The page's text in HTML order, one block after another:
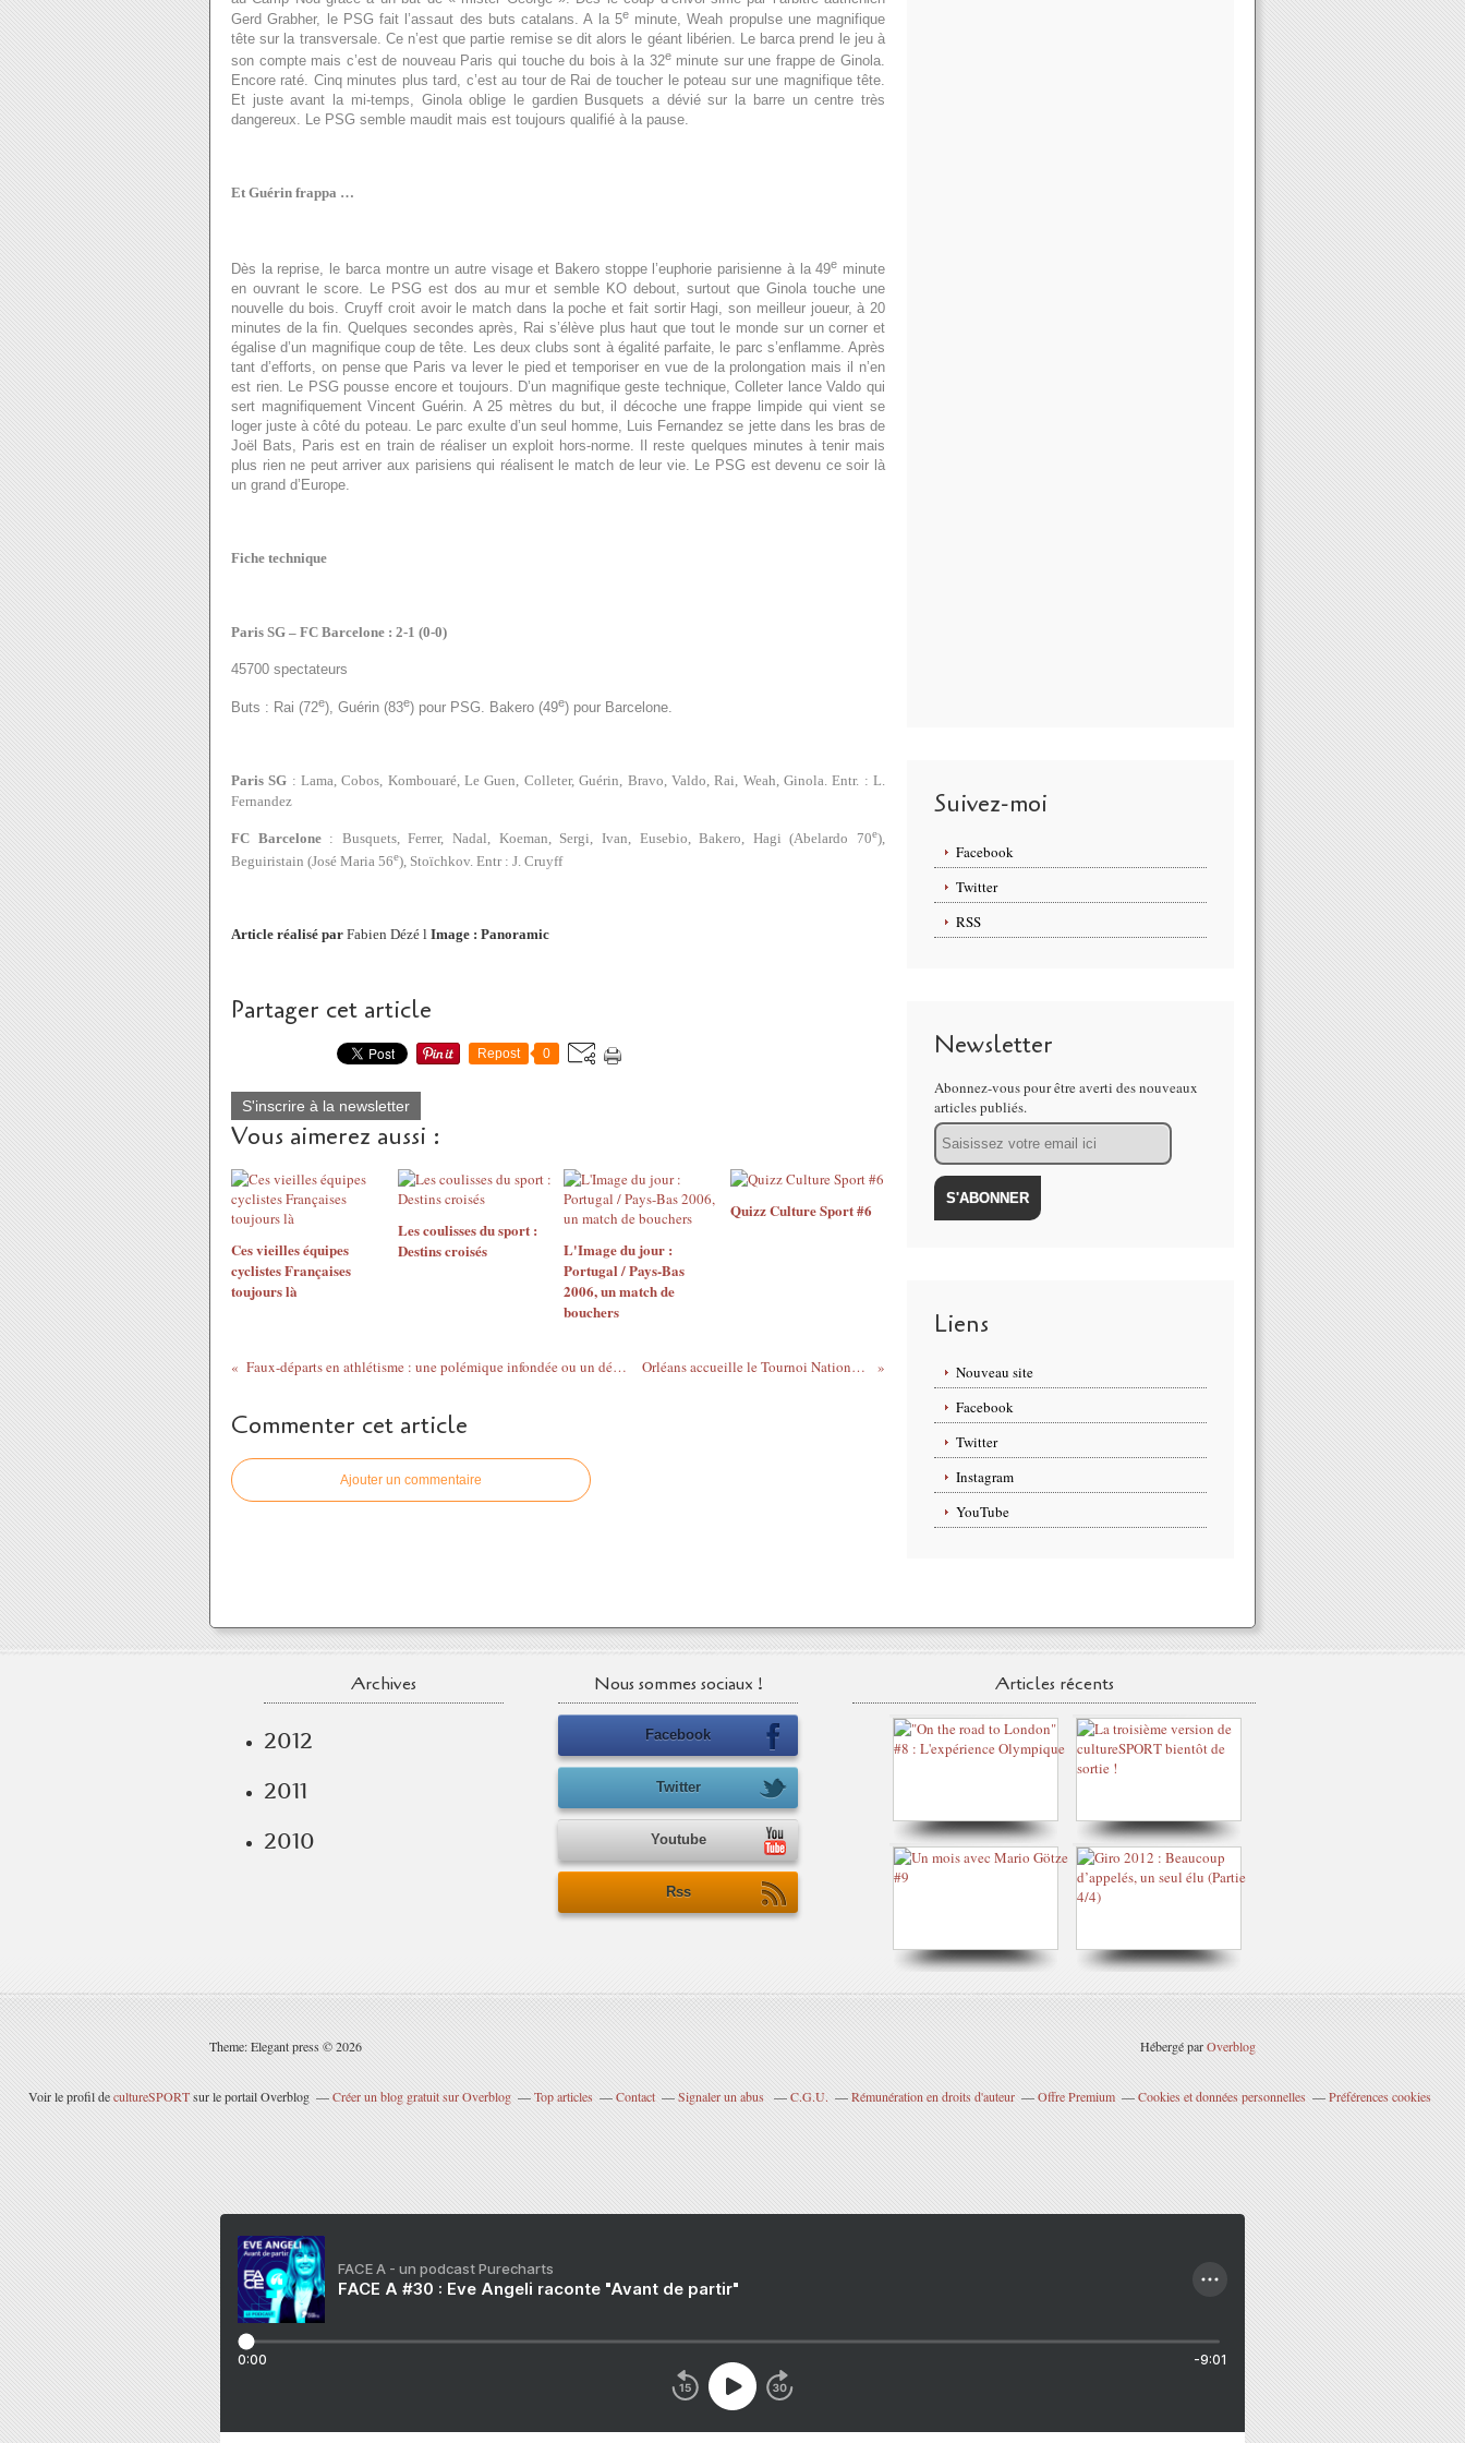
Gerd Grabher, le PSG fait l’assaut des buts catalans. A la 5eminute, Weah propulse une magnifique
tête sur la transversale. Ce n’est que partie remise se dit alors le géant libérien. Le barca prend le jeu à
son compte mais c’est de nouveau Paris qui touche du bois à la 32eminute sur une frappe de Ginola.
Encore raté. Cinq minutes plus tard, c’est au tour de Rai de toucher le poteau sur une magnifique tête.
Et juste avant la mi-temps, Ginola oblige le gardien Busquets a dévié sur la barre un centre très
dangereux. Le PSG semble maudit mais est toujours qualifié à la pause.
Et Guérin frappa …
Dès la reprise, le barca montre un autre visage et Bakero stoppe l’euphorie parisienne à la 49e minute
en ouvrant le score. Le PSG est dos au mur et semble KO debout, surtout que Ginola touche une
nouvelle du bois. Cruyff croit avoir le match dans la poche et fait sortir Hagi, son meilleur joueur, à 20
minutes de la fin. Quelques secondes après, Rai s’élève plus haut que tout le monde sur un corner et
égalise d’un magnifique coup de tête. Les deux clubs sont à égalité parfaite, le parc s’enflamme. Après
tant d’efforts, on pense que Paris va lever le pied et temporiser en vue de la prolongation mais il n’en
est rien. Le PSG pousse encore et toujours. D’un magnifique geste technique, Colleter lance Valdo qui
sert magnifiquement Vincent Guérin. A 25 mètres du but, il décoche une frappe limpide qui vient se
loger juste à côté du poteau. Le parc exulte d’un seul homme, Luis Fernandez se jette dans les bras de
Joël Bats, Paris est en train de réaliser un exploit hors-norme. Il reste quelques minutes à tenir mais
plus rien ne peut arriver aux parisiens qui réalisent le match de leur vie. Le PSG est devenu ce soir là
un grand d’Europe.
Fiche technique
Paris SG – FC Barcelone : 2-1 (0-0)
45700 spectateurs
Buts : Rai (72e), Guérin (83e) pour PSG. Bakero (49e) pour Barcelone.
Paris SG : Lama, Cobos, Kombouaré, Le Guen, Colleter, Guérin, Bravo, Valdo, Rai, Weah, Ginola. Entr. : L.
Fernandez
FC Barcelone: Busquets, Ferrer, Nadal, Koeman, Sergi, Ivan, Eusebio, Bakero, Hagi (Abelardo 70e),
Beguiristain (José Maria 56e), Stoïchkov. Entr : J. Cruyff
Article réalisé par Fabien Dézé l Image : Panoramic
Partager cet article
Repost 0
S'inscrire à la newsletter
Vous aimerez aussi :
Ces vieilles équipes
cyclistes Françaises
toujours là
Les coulisses du sport :
Destins croisés
L'Image du jour :
Portugal / Pays-Bas
2006, un match de
bouchers
Quizz Culture Sport #6
Faux-départs en athlétisme : une polémique infondée ou un débat justifié? Orléans accueille le Tournoi National cadets
Commenter cet article
Ajouter un commentaire
Suivez-moi
Facebook
Twitter
RSS
Newsletter
Abonnez-vous pour être averti des nouveaux
articles publiés.
Email
Liens
Nouveau site
Facebook
Twitter
Instagram
YouTube
Archives
2012
2011
2010
Nous sommes sociaux !
Facebook
Twitter
Youtube
Rss
Articles récents
Theme: Elegant press © 2026 Hébergé parOverblog
Voir le profil decultureSPORTsur le portail Overblog Créer un blog gratuit sur Overblog Top articles Contact Signaler un abus C.G.U. Rémunération en droits d'auteur Offre Premium Cookies et données personnelles Préférences cookies
FACE A - un podcast Purecharts
FACE A #30 : Eve Angeli raconte "Avant de partir"
0:00 -9:01